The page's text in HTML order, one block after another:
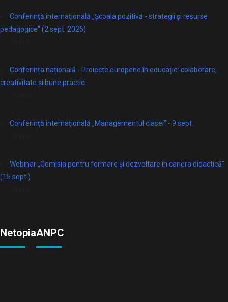
Conferință internațională „Școala pozitivă - strategii și resurse
pedagogice” (2 sept. 2026)
Conferința națională - Proiecte europene în educație: colaborare,
creativitate și bune practici
Conferință internațională „Managementul clasei” - 9 sept.
Webinar „Comisia pentru formare și dezvoltare în cariera didactică”
(15 sept.)
NetopiaANPC